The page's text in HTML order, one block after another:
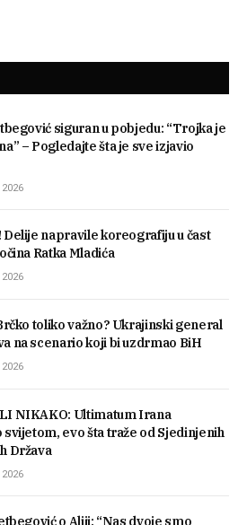
siguran u pobjedu: “Trojka je
– Pogledajte šta je sve izjavio
Delije napravile koreografiju u čast
Ratka Mladića
toliko važno? Ukrajinski general
na scenario koji bi uzdrmao BiH
NIKAKO: Ultimatum Irana
svijetom, evo šta traže od Sjedinjenih
Država
o Aliji: “Nas dvoje smo